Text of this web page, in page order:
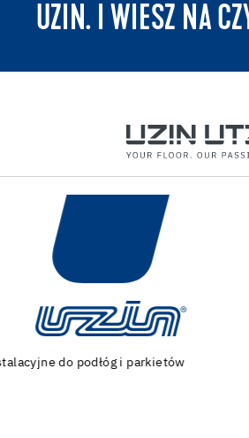
UZIN. I WIESZ NA
Specjalistyczne maszyny i narzędzia